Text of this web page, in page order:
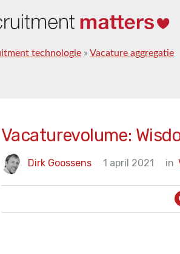
technologie » Vacature aggregatie
Vacaturevolume:
Dirk Goossens 1 april 2021 in